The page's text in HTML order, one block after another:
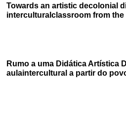
Towards an artistic decolonial
interculturalclassroom from
Rumo a uma Didática Artística
aulaintercultural a partir do